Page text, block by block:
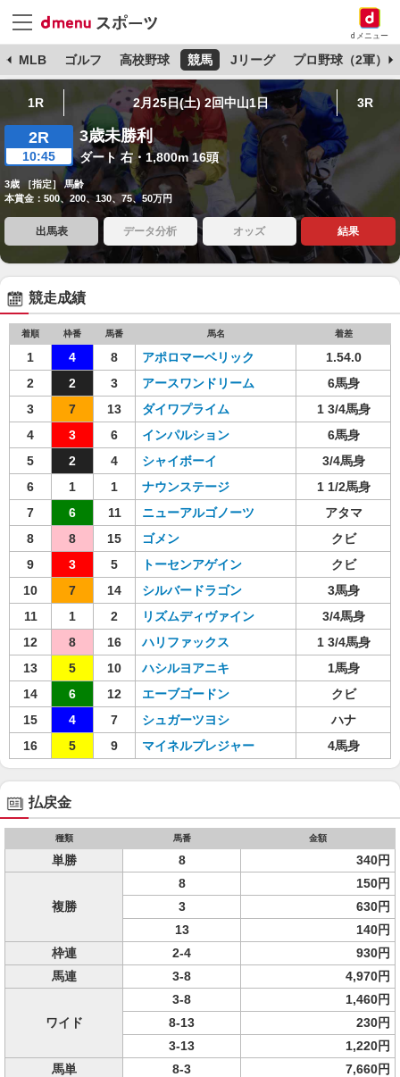
dメニュー
MLB ゴルフ 高校野球 競馬 Jリーグ プロ野球（2軍）
1R 2月25日(土) 2回中山1日 3R
2R
10:45
3歳未勝利
ダート 右・1,800m 16頭
3歳 ［指定］ 馬齢
本賞金：500、200、130、75、50万円
出馬表 データ分析 オッズ 結果
競走成績
着順 枠番 馬番 馬名 着差
1 4 8 アポロマーベリック
1.54.0
2
2 3 アースワンドリーム
6馬身
3
7 13 ダイワプライム
1 3/4馬身
4
3 6 インパルション
6馬身
5
2 4 シャイボーイ
3/4馬身
6
1 1 ナウンステージ
1 1/2馬身
7
6 11 ニューアルゴノーツ
アタマ
8
8 15 ゴメン
クビ
9
3 5 トーセンアゲイン
クビ
10
7 14 シルバードラゴン
3馬身
11
1 2 リズムディヴァイン
3/4馬身
12
8 16 ハリファックス
1 3/4馬身
13
5 10 ハシルヨアニキ
1馬身
14
6 12 エーブゴードン
クビ
15
4 7 シュガーツヨシ
ハナ
16
5 9 マイネルプレジャー 4馬身
払戻金
種類 馬番 金額
単勝 8 340円
複勝
8
150円
3
630円
13
140円
枠連
2-4
930円
馬連
3-8 4,970円
ワイド
3-8
1,460円
8-13
230円
3-13
1,220円
馬単
8-3
7,660円